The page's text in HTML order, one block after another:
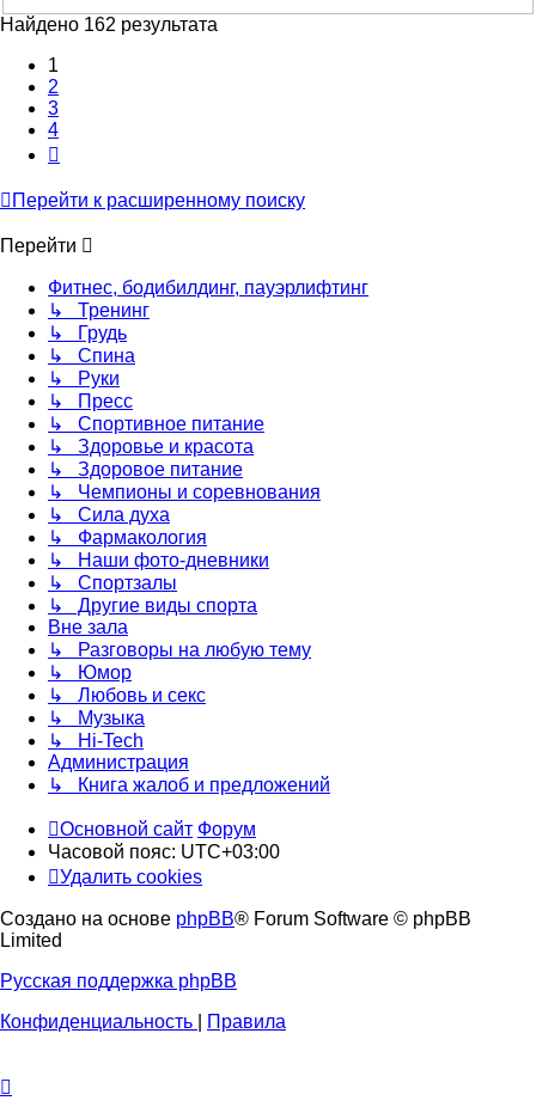
Найдено 162 результата
1
2
3
4
Перейти к расширенному поиску
Перейти
Фитнес, бодибилдинг, пауэрлифтинг
↳ Тренинг
↳ Грудь
↳ Спина
↳ Руки
↳ Пресс
↳ Спортивное питание
↳ Здоровье и красота
↳ Здоровое питание
↳ Чемпионы и соревнования
↳ Сила духа
↳ Фармакология
↳ Наши фото-дневники
↳ Спортзалы
↳ Другие виды спорта
Вне зала
↳ Разговоры на любую тему
↳ Юмор
↳ Любовь и секс
↳ Музыка
↳ Hi-Tech
Администрация
↳ Книга жалоб и предложений
Основной сайт Форум
Часовой пояс: UTC+03:00
Удалить cookies
Создано на основе phpBB® Forum Software © phpBB
Limited
Русская поддержка phpBB
Конфиденциальность
Правила